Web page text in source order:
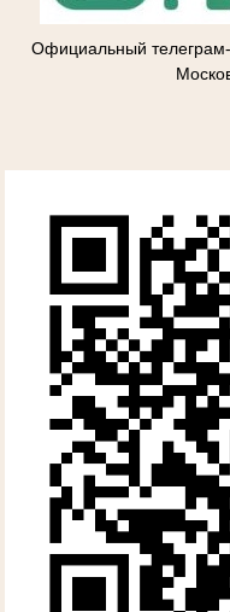
Официальный